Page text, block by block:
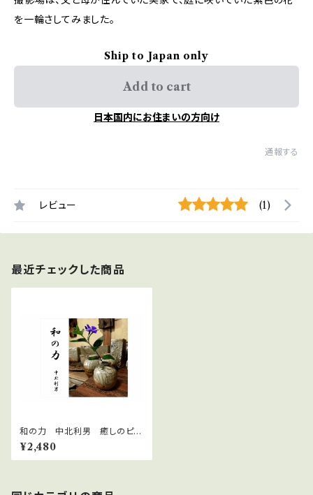
を一輪さしてみました。
Ship to Japan only
Add to cart
日本国内にお住まいの方向け
通報する
レビュー (1)
最近チェックした商品
和の力 中北利男 癒しのピア
ノ 著作権フリー jasrac申請
不要
¥2,480